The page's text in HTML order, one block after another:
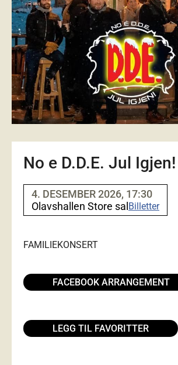
No e D.D.E. Jul Igjen!
4. DESEMBER 2026, 17:30
Olavshallen Store salBilletter
FAMILIEKONSERT
FACEBOOK ARRANGEMENT
LEGG TIL FAVORITTER